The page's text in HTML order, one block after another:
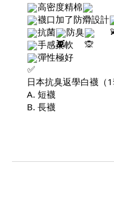
高密度精棉
襪口加了防滑設計
抗菌
防臭
手感柔軟
彈性極好
日本抗臭返學白襪（1
A. 短襪
B. 長襪